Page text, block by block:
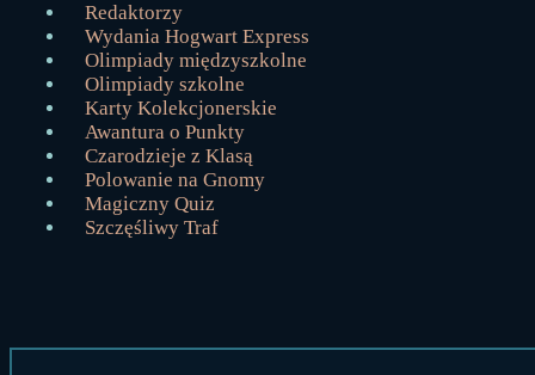
Redaktorzy
Wydania Hogwart Express
Olimpiady międzyszkolne
Olimpiady szkolne
Karty Kolekcjonerskie
Awantura o Punkty
Czarodzieje z Klasą
Polowanie na Gnomy
Magiczny Quiz
Szczęśliwy Traf